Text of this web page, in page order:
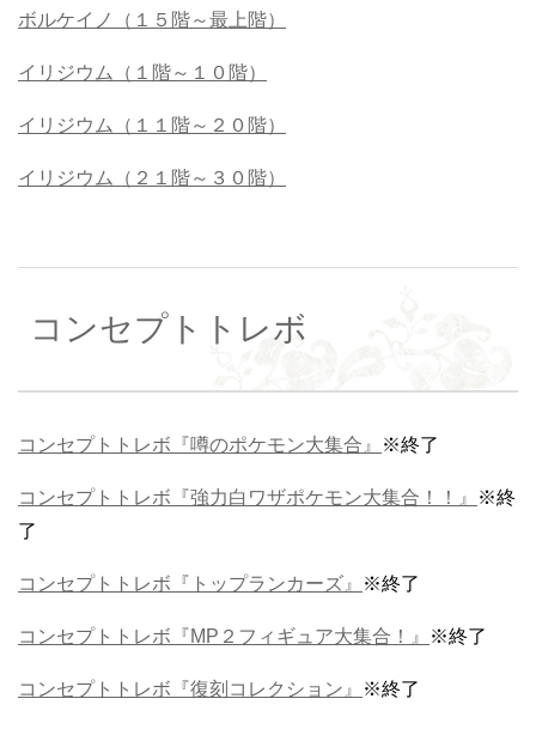
ボルケイノ（１５階～最上階）
イリジウム（１階～１０階）
イリジウム（１１階～２０階）
イリジウム（２１階～３０階）
コンセプトトレボ
コンセプトトレボ『噂のポケモン大集合』 ※終了
コンセプトトレボ『強力白ワザポケモン大集合！！』
※終
了
コンセプトトレボ『トップランカーズ』 ※終了
コンセプトトレボ『MP２フィギュア大集合！』 ※終了
コンセプトトレボ『復刻コレクション』 ※終了